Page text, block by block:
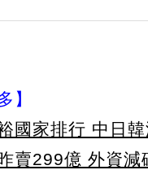
】
國家排行 中日
賣299億 外資